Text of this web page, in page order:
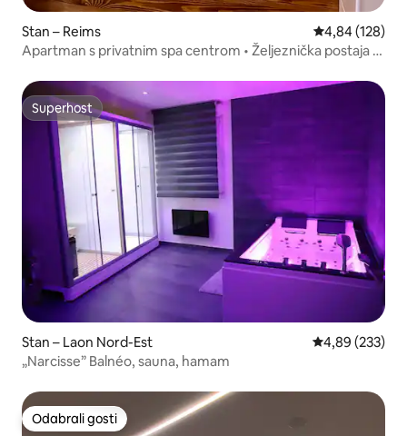
Stan – Reims Prosječna
4,84 (128)
Apartman s privatnim spa centrom • Željeznička postaja •
Superhost
Superhost
Stan – Laon Nord-Est Prosječna
4,89 (233)
„Narcisse” Balnéo, sauna, hamam
Odabrali gosti
Odabrali gosti